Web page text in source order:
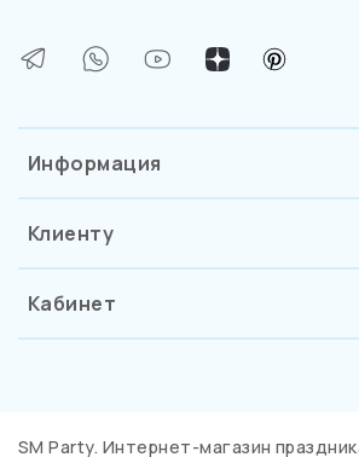
Информация
Клиенту
Кабинет
SM Party. Интернет-магазин